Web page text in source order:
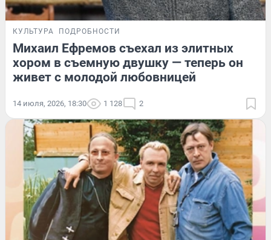
КУЛЬТУРА ПОДРОБНОСТИ
Михаил Ефремов съехал из элитных
хором в съемную двушку — теперь он
живет с молодой любовницей
14 июля, 2026, 18:30 1 128 2